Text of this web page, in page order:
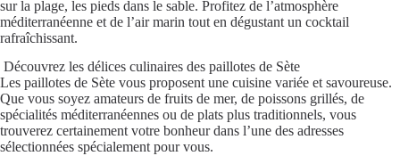
sur la plage, les pieds dans le sable. Profitez de l’atmosphère
méditerranéenne et de l’air marin tout en dégustant un cocktail
rafraîchissant.
️ Découvrez les délices culinaires des paillotes de Sète
Les paillotes de Sète vous proposent une cuisine variée et savoureuse.
Que vous soyez amateurs de fruits de mer, de poissons grillés, de
spécialités méditerranéennes ou de plats plus traditionnels, vous
trouverez certainement votre bonheur dans l’une des adresses
sélectionnées spécialement pour vous.